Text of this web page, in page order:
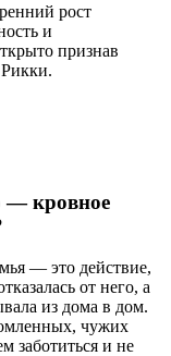
рост
и
признав
— кровное
— это действие,
от него, а
из дома в дом.
чужих
заботиться и не